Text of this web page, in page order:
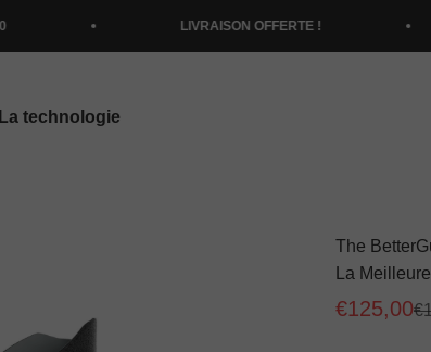
LIVRAISON OFFERTE !
La technologie
The
La
Prix de
€125,00